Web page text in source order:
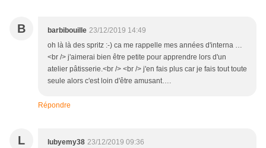
B barbibouille 23/12/2019 14:49
oh là là des spritz :-) ca me rappelle mes années d'interna …
<br /> j'aimerai bien être petite pour apprendre lors d'un
atelier pâtisserie.<br /> <br /> j'en fais plus car je fais tout toute
seule alors c'est loin d'être amusant….
Répondre
L lubyemy38 23/12/2019 09:36